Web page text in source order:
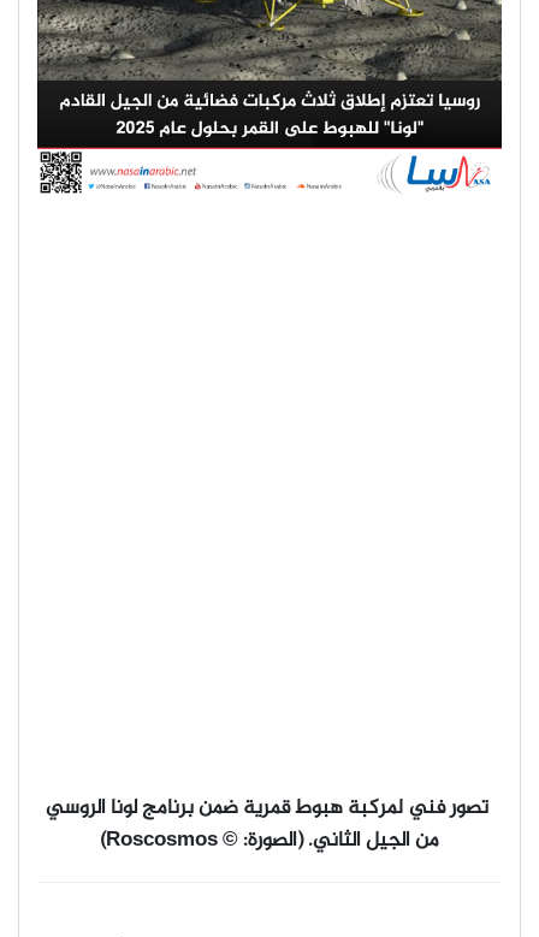
تصور فني لمركبة هبوط قمرية ضمن برنامج لونا الروسي
من الجيل الثاني.
(الصورة: © Roscosmos)